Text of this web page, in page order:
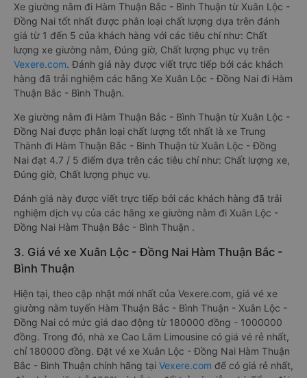
2. Về chất lượng, review, đánh giá nhà xe Xuân Lộc -
Đồng Nai Hàm Thuận Bắc - Bình Thuận giường nằm
Xe giường nằm đi Hàm Thuận Bắc - Bình Thuận từ Xuân Lộc -
Đồng Nai tốt nhất được phân loại chất lượng dựa trên đánh
giá từ 1 đến 5 của khách hàng với các tiêu chí như: Chất
lượng xe giường nằm, Đúng giờ, Chất lượng phục vụ trên
Vexere.com. Đánh giá này được viết trực tiếp bởi các khách
hàng đã trải nghiệm các hãng Xe Xuân Lộc - Đồng Nai đi Hàm
Thuận Bắc - Bình Thuận.
Xe giường nằm đi Hàm Thuận Bắc - Bình Thuận từ Xuân Lộc -
Đồng Nai được phân loại chất lượng tốt nhất là xe Trung
Thành đi Hàm Thuận Bắc - Bình Thuận từ Xuân Lộc - Đồng
Nai đạt 4.7 / 5 điểm dựa trên các tiêu chí như: Chất lượng xe,
Đúng giờ, Chất lượng phục vụ.
Đánh giá này được viết trực tiếp bởi các khách hàng đã trải
nghiệm dịch vụ của các hãng xe giường nằm đi Xuân Lộc -
Đồng Nai Hàm Thuận Bắc - Bình Thuận .
3. Giá vé xe Xuân Lộc - Đồng Nai Hàm Thuận Bắc -
Bình Thuận
Hiện tại, theo cập nhật mới nhất của Vexere.com, giá vé xe
giường nằm tuyến Hàm Thuận Bắc - Bình Thuận - Xuân Lộc -
Đồng Nai có mức giá dao động từ 180000 đồng - 1000000